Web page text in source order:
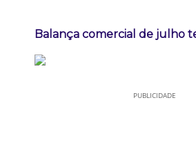
Balança comercial de julho
PUBLICIDADE